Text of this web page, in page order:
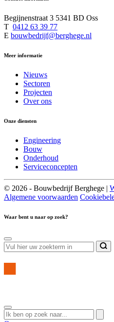
Begijnenstraat 3 5341 BD Oss
T 0412 63 39 77
E bouwbedrijf@berghege.nl
Meer informatie
Nieuws
Sectoren
Projecten
Over ons
Onze diensten
Engineering
Bouw
Onderhoud
Serviceconcepten
© 2026 - Bouwbedrijf Berghege |
Algemene voorwaarden
Waar bent u naar op zoek?